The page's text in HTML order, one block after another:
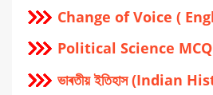
Change of Voice (
Political Science MCQ
ভাৰতীয় ইতিহাস (Indian